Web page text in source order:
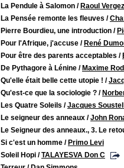
La Pendule à Salomon / Raoul Vergez
La Pensée remonte les fleuves /
Pierre Bourdieu, une introduction /
Pour l'Afrique, j'accuse / René
Pour être des parents acceptables /
De Pythagore à Lénine / Maxime
Qu'elle était belle cette utopie ! /
Qu'est-ce que la sociologie ? /
Les Quatre Soleils /Jacques
Le seigneur des anneaux /John
Le Seigneur des anneaux., 3. Le
Si c'est un homme / Primo Levi
Soleil Hopi /TALAYESVA Don C